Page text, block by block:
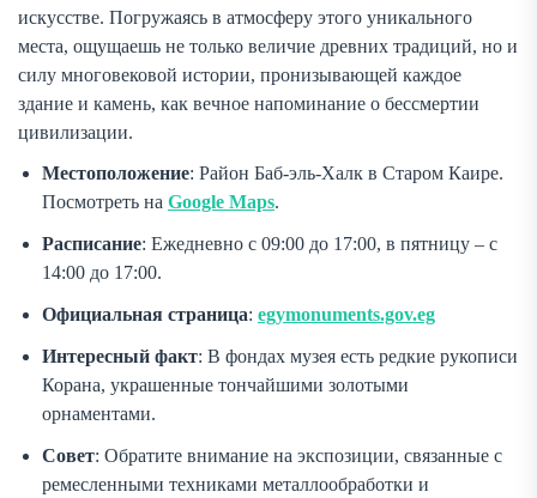
искусстве. Погружаясь в атмосферу этого уникального
места, ощущаешь не только величие древних традиций, но и
силу многовековой истории, пронизывающей каждое
здание и камень, как вечное напоминание о бессмертии
цивилизации.
Местоположение: Район Баб-эль-Халк в Старом Каире.
Посмотреть на Google Maps.
Расписание: Ежедневно с 09:00 до 17:00, в пятницу – с
14:00 до 17:00.
Официальная страница: egymonuments.gov.eg
Интересный факт: В фондах музея есть редкие рукописи
Корана, украшенные тончайшими золотыми
орнаментами.
Совет: Обратите внимание на экспозиции, связанные с
ремесленными техниками металлообработки и